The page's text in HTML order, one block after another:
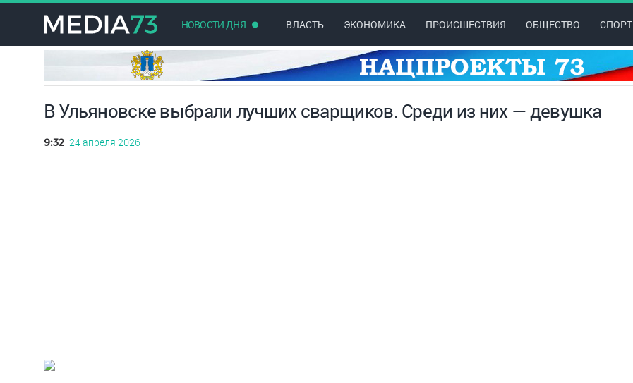
НОВОСТИ ДНЯ ВЛАСТЬ ЭКОНОМИКА ПРОИСШЕСТВИЯ ОБЩЕСТВО СПОРТ
В Ульяновске выбрали лучших сварщиков. Среди из них — девушка
9:32 24 апреля 2026